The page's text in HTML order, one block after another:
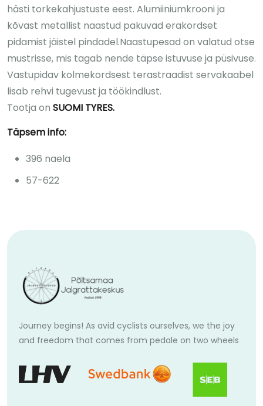
hästi torkekahjustuste eest. Alumiiniumkrooni ja
kõvast metallist naastud pakuvad erakordset
pidamist jäistel pindadel.Naastupesad on valatud otse
mustrisse, mis tagab nende täpse istuvuse ja püsivuse.
Vastupidav kolmekordsest terastraadist servakaabel
lisab rehvi tugevust ja töökindlust.
Tootja on SUOMI TYRES.
Täpsem info:
396 naela
57-622
Journey begins! As avid cyclists ourselves, we the joy
and freedom that comes from pedale on two wheels